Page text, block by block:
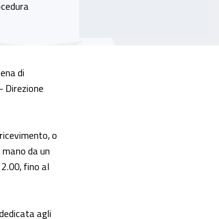
di
Direzione
o
da un
fino al
agli